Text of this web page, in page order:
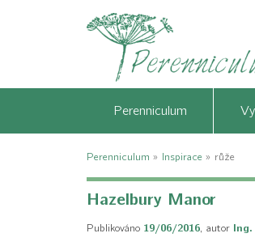
Perenniculum
Perenniculum » Inspirace » růže
Hazelbury Manor
Publikováno 19/06/2016, autor